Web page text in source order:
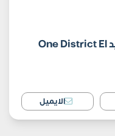
كمبوند وان ديستريكت الشيخ زايد One District El
الايميل